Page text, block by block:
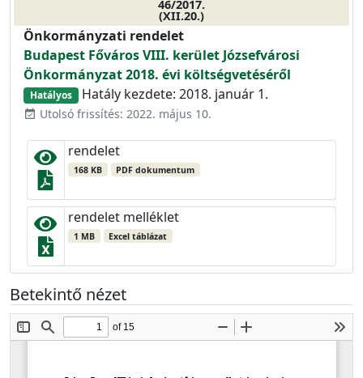
46/2017.
(XII.20.)
Önkormányzati rendelet
Budapest Főváros VIII. kerület Józsefvárosi
Önkormányzat 2018. évi költségvetéséről
Hatályos Hatály kezdete: 2018. január 1.
event_available Utolsó frissítés: 2022. május 10.
rendelet
168 KB PDF dokumentum
rendelet melléklet
1 MB Excel táblázat
Betekintő nézet